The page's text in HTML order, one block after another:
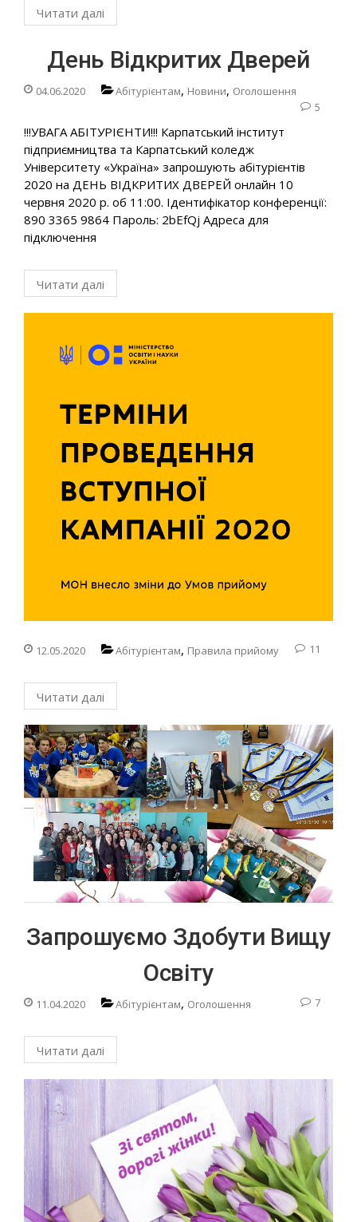
Читати далі
День Відкритих Дверей
04.06.2020 Абітурієнтам, Новини, Оголошення
5
!!!УВАГА АБІТУРІЄНТИ!!! Карпатський інститут
підприємництва та Карпатський коледж
Університету «Україна» запрошують абітурієнтів
2020 на ДЕНЬ ВІДКРИТИХ ДВЕРЕЙ онлайн 10
червня 2020 р. об 11:00. Ідентифікатор конференції:
890 3365 9864 Пароль: 2bEfQj Адреса для
підключення
Читати далі
12.05.2020 Абітурієнтам, Правила прийому 11
Читати далі
Запрошуємо Здобути Вищу
Освіту
11.04.2020 Абітурієнтам, Оголошення 7
Читати далі